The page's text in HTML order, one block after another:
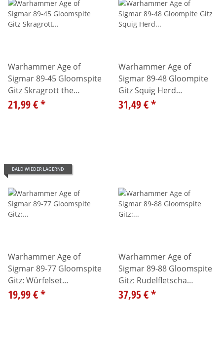
Warhammer Age of
Sigmar 89-45 Gloomspite
Gitz Skragrott the
Loonking 99120209051
21,99 €*
Warhammer Age of
Sigmar 89-48 Gloompite
Gitz Squig Herd
99120209096
31,49 €*
BALD WIEDER LAGERND
Warhammer Age of
Sigmar 89-77 Gloomspite
Gitz: Würfelset
99220209009
19,99 €*
Warhammer Age of
Sigmar 89-88 Gloomspite
Gitz: Rudelfletscha
99120209127
37,95 €*